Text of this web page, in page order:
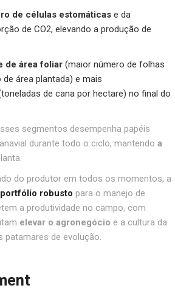
de células estomáticas e da
de CO2, elevando a produção de
de área foliar (maior número de folhas
área plantada) e mais
de cana por hectare) no final do
segmentos desempenha papéis
durante todo o ciclo, mantendo a
do produtor em todos os momentos, a
portfólio robusto para o manejo de
a produtividade no campo, com
elevar o agronegócio e a cultura da
patamares de evolução.